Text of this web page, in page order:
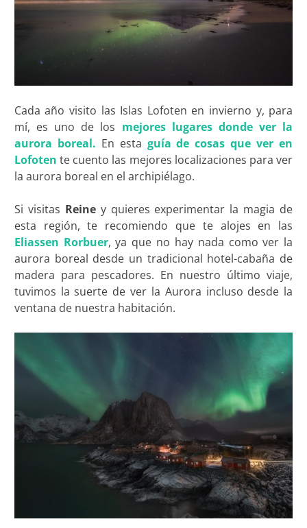
Cada año visito las Islas Lofoten en invierno y, para
mí, es uno de los mejores lugares donde ver la
aurora boreal. En esta guía de cosas que ver en
Lofoten te cuento las mejores localizaciones para ver
la aurora boreal en el archipiélago.
Si visitas Reiney quieres experimentar la magia de
esta región, te recomiendo que te alojes en las
Eliassen Rorbuer, ya que no hay nada como ver la
aurora boreal desde un tradicional hotel-cabaña de
madera para pescadores. En nuestro último viaje,
tuvimos la suerte de ver la Aurora incluso desde la
ventana de nuestra habitación.